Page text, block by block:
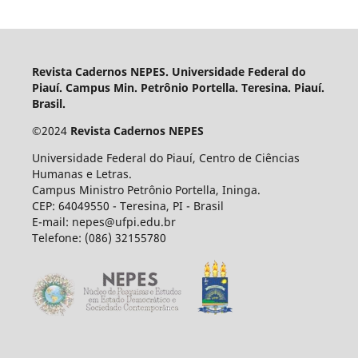
Revista Cadernos NEPES. Universidade Federal do
Piauí. Campus Min. Petrônio Portella. Teresina. Piauí.
Brasil.
©2024Revista Cadernos NEPES
Universidade Federal do Piauí, Centro de Ciências
Humanas e Letras.
Campus Ministro Petrônio Portella, Ininga.
CEP: 64049550 - Teresina, PI - Brasil
E-mail: nepes@ufpi.edu.br
Telefone: (086) 32155780